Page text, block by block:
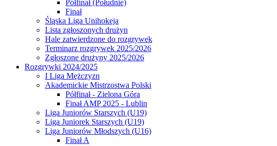
Półfinał (Południe)
Finał
Śląska Liga Unihokeja
Lista zgłoszonych drużyn
Hale zatwierdzone do rozgrywek
Terminarz rozgrywek 2025/2026
Zgłoszone drużyny 2025/2026
Rozgrywki 2024/2025
I Liga Mężczyzn
Akademickie Mistrzostwa Polski
Półfinał - Zielona Góra
Finał AMP 2025 - Lublin
Liga Juniorów Starszych (U19)
Liga Juniorek Starszych (U19)
Liga Juniorów Młodszych (U16)
Finał A